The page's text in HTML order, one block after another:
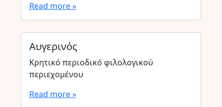
Read more »
Αυγερινός
Κρητικό περιοδικό φιλολογικού
περιεχομένου
Read more »